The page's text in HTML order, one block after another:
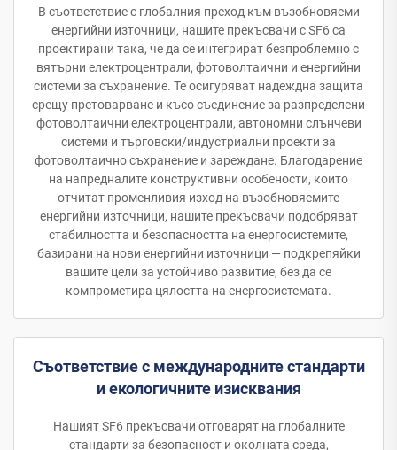
В съответствие с глобалния преход към възобновяеми
енергийни източници, нашите прекъсвачи с SF6 са
проектирани така, че да се интегрират безпроблемно с
вятърни електроцентрали, фотоволтаични и енергийни
системи за съхранение. Те осигуряват надеждна защита
срещу претоварване и късо съединение за разпределени
фотоволтаични електроцентрали, автономни слънчеви
системи и търговски/индустриални проекти за
фотоволтаично съхранение и зареждане. Благодарение
на напредналите конструктивни особености, които
отчитат променливия изход на възобновяемите
енергийни източници, нашите прекъсвачи подобряват
стабилността и безопасността на енергосистемите,
базирани на нови енергийни източници — подкрепяйки
вашите цели за устойчиво развитие, без да се
компрометира цялостта на енергосистемата.
Съответствие с международните стандарти
и екологичните изисквания
Нашият SF6 прекъсвачи отговарят на глобалните
стандарти за безопасност и околната среда,